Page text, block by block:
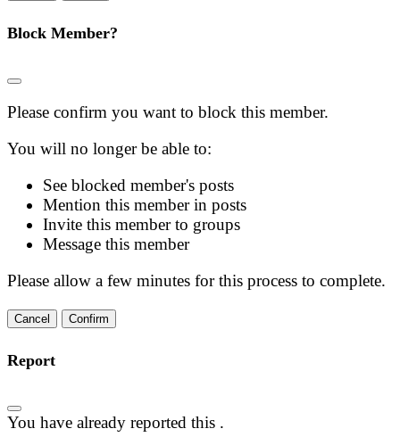
Block Member?
Please confirm you want to block this member.
You will no longer be able to:
See blocked member's posts
Mention this member in posts
Invite this member to groups
Message this member
Please allow a few minutes for this process to complete.
Confirm
Report
You have already reported this .